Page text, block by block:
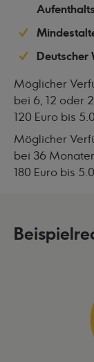
Deutscher
Möglicher
bei 6, 12 oder
120 Euro bis
Möglicher
bei 36
180 Euro bis